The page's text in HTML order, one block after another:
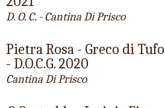
D. O. C. - Cantina Di Prisco
Pietra Rosa - Greco di Tufo
- D.O.C.G. 2020
Cantina Di Prisco